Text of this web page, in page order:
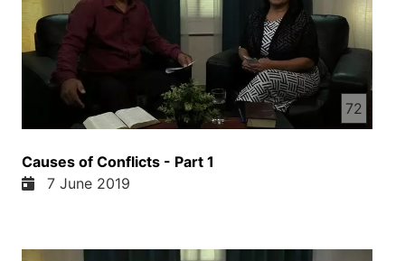
72
Causes of Conflicts - Part 1
7 June 2019